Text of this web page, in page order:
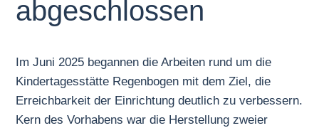
abgeschlossen
Im Juni 2025 begannen die Arbeiten rund um die
Kindertagesstätte Regenbogen mit dem Ziel, die
Erreichbarkeit der Einrichtung deutlich zu verbessern.
Kern des Vorhabens war die Herstellung zweier